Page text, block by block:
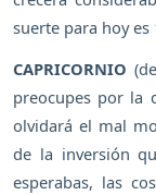
suerte para hoy es
CAPRICORNIO
preocupes por la
olvidará el mal
de la inversión
esperabas, las